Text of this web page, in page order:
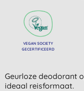
VEGAN SOCIETY
GECERTIFICEERD
Geurloze deodorant
ideaal reisformaat.